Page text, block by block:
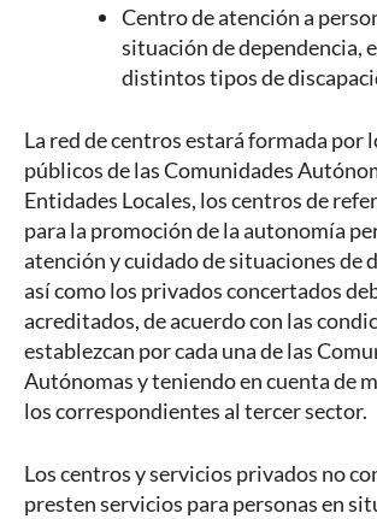
Centro de atención a
situación de dependencia,
distintos tipos de
La red de centros estará formada por
públicos de las Comunidades
Entidades Locales, los centros de
para la promoción de la autonomía
atención y cuidado de situaciones de
así como los privados concertados
acreditados, de acuerdo con las
establezcan por cada una de las
Autónomas y teniendo en cuenta de
los correspondientes al tercer sector.
Los centros y servicios privados no
presten servicios para personas en